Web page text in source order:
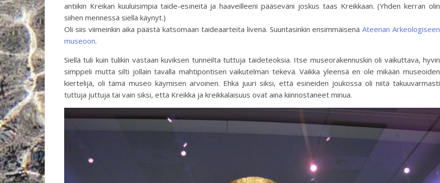
antiikin Kreikan kuuluisimpia taide-esineitä ja haaveilleeni pääseväni joskus taas Kreikkaan. (Yhden kerran olin
siihen mennessä siellä käynyt.)
Oli siis viimeinkin aika päästä katsomaan taideaarteita livenä. Suuntasinkin ensimmäisenäAteenan Arkeologiseen
museoon.
Siellä tuli kuin tulikin vastaan kuviksen tunneilta tuttuja taideteoksia. Itse museorakennuskin oli vaikuttava, hyvin
simppeli mutta silti jollain tavalla mahtipontisen vaikutelman tekevä. Vaikka yleensä en ole mikään museoiden
kiertelijä, oli tämä museo käymisen arvoinen. Ehkä juuri siksi, että esineiden joukossa oli niitä takuuvarmasti
tuttuja juttuja tai vain siksi, että Kreikka ja kreikkalaisuus ovat aina kiinnostaneet minua.